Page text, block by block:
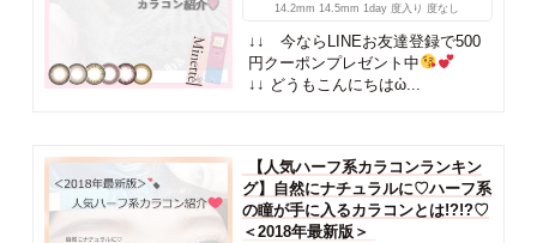
14.2mm 14.5mm 1day 度入り 度なし
↓↓ 今ならLINEお友達登録で500
円クーポンプレゼント中
↓↓ どうもこんにちはὠ...
【人気ハーフ系カラコンランキン
グ】自然にナチュラルに♡ハーフ系
の瞳が手に入るカラコンとは!?!?♡
＜2018年最新版＞